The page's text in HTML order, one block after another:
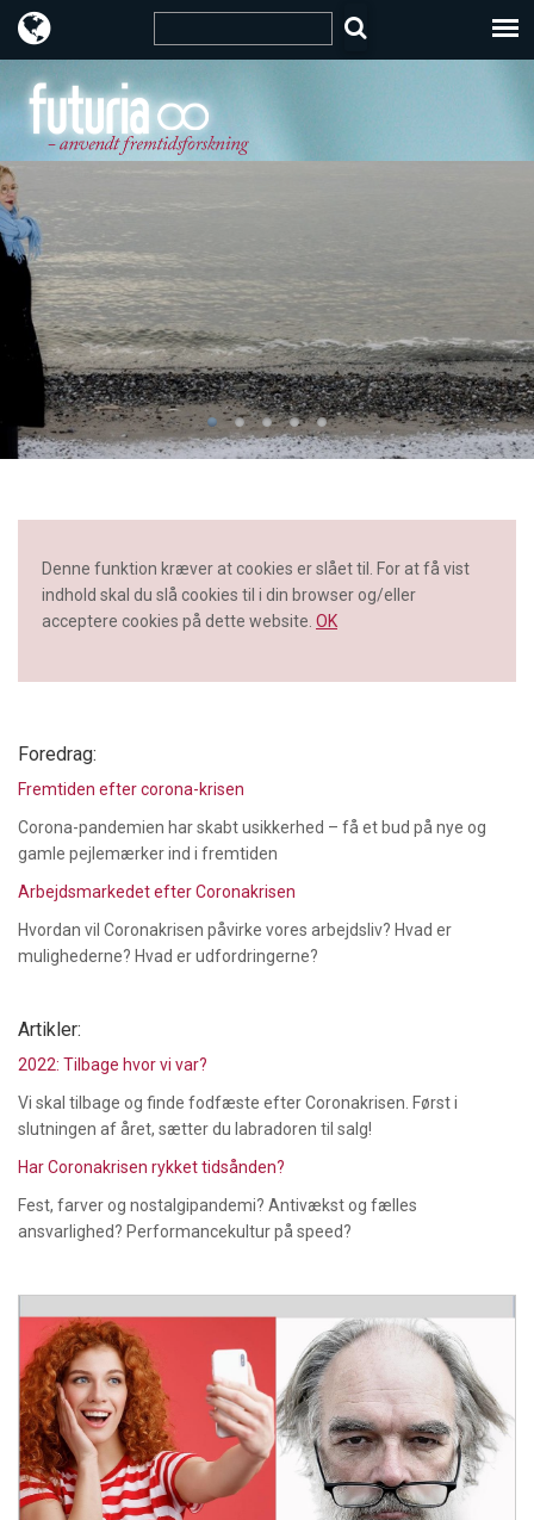
Denne funktion kræver at cookies er slået til. For at få vist
indhold skal du slå cookies til i din browser og/eller
acceptere cookies på dette website. OK
Foredrag:
Fremtiden efter corona-krisen
Corona-pandemien har skabt usikkerhed – få et bud på nye og
gamle pejlemærker ind i fremtiden
Arbejdsmarkedet efter Coronakrisen
Hvordan vil Coronakrisen påvirke vores arbejdsliv? Hvad er
mulighederne? Hvad er udfordringerne?
Artikler:
2022: Tilbage hvor vi var?
Vi skal tilbage og finde fodfæste efter Coronakrisen. Først i
slutningen af året, sætter du labradoren til salg!
Har Coronakrisen rykket tidsånden?
Fest, farver og nostalgipandemi? Antivækst og fælles
ansvarlighed? Performancekultur på speed?